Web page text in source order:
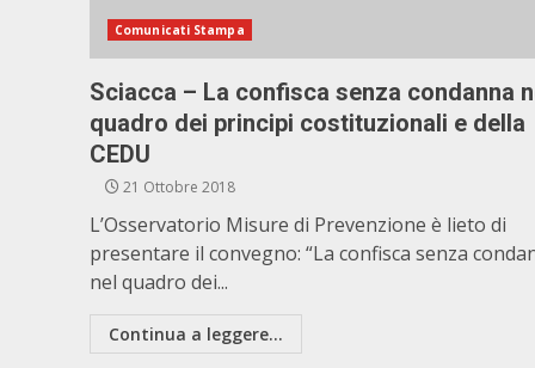
Comunicati Stampa
Sciacca – La confisca senza condanna
quadro dei principi costituzionali e della
CEDU
21 Ottobre 2018
L’Osservatorio Misure di Prevenzione è lieto di
presentare il convegno: “La confisca senza
nel quadro dei...
Continua a leggere...